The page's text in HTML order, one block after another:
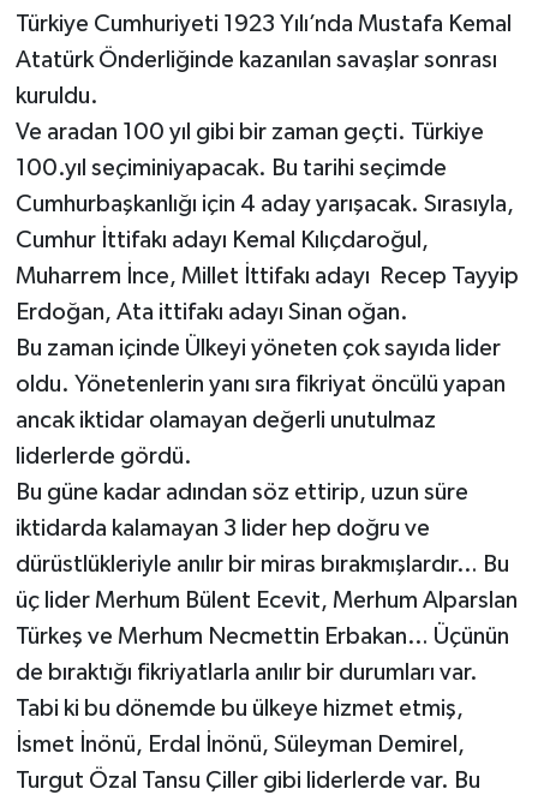
Türkiye Cumhuriyeti 1923 Yılı’nda Mustafa Kemal
Atatürk Önderliğinde kazanılan savaşlar sonrası
kuruldu.
Ve aradan 100 yıl gibi bir zaman geçti. Türkiye
100.yıl seçiminiyapacak. Bu tarihi seçimde
Cumhurbaşkanlığı için 4 aday yarışacak. Sırasıyla,
Cumhur İttifakı adayı Kemal Kılıçdaroğul,
Muharrem İnce, Millet İttifakı adayı Recep Tayyip
Erdoğan, Ata ittifakı adayı Sinan oğan.
Bu zaman içinde Ülkeyi yöneten çok sayıda lider
oldu. Yönetenlerin yanı sıra fikriyat öncülü yapan
ancak iktidar olamayan değerli unutulmaz
liderlerde gördü.
Bu güne kadar adından söz ettirip, uzun süre
iktidarda kalamayan 3 lider hep doğru ve
dürüstlükleriyle anılır bir miras bırakmışlardır… Bu
üç lider Merhum Bülent Ecevit, Merhum Alparslan
Türkeş ve Merhum Necmettin Erbakan… Üçünün
de bıraktığı fikriyatlarla anılır bir durumları var.
Tabi ki bu dönemde bu ülkeye hizmet etmiş,
İsmet İnönü, Erdal İnönü, Süleyman Demirel,
Turgut Özal Tansu Çiller gibi liderlerde var. Bu